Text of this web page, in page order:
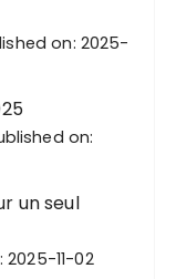
on: 2025-
on:
un seul
11-02